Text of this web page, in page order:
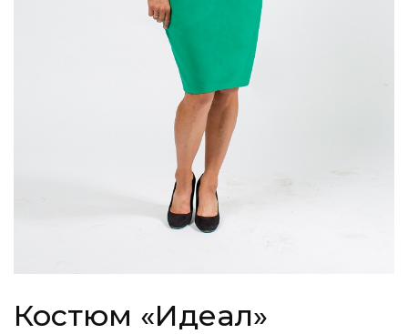
Костюм «Идеал»